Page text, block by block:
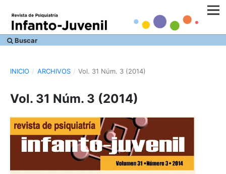
Buscar
INICIO / ARCHIVOS / Vol. 31 Núm. 3 (2014)
Vol. 31 Núm. 3 (2014)